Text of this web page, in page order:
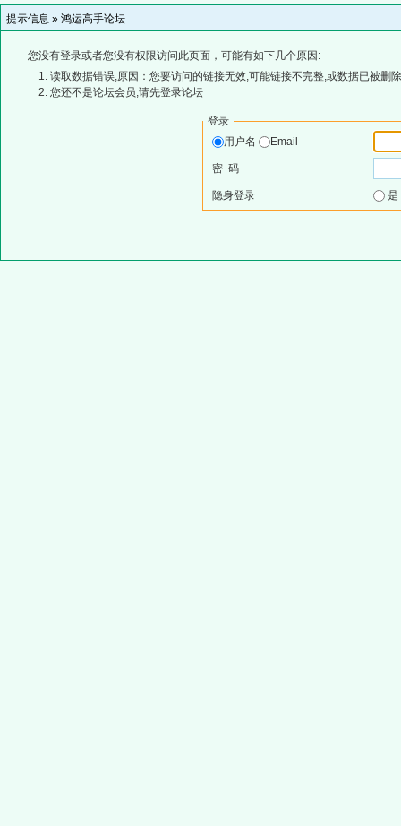
提示信息 » 鸿运高手论坛
您没有登录或者您没有权限访问此页面，可能有如下几个原因:
读取数据错误,原因：您要访问的链接无效,可能链接不完整,或数据已被删
您还不是论坛会员,请先登录论坛
登录
用户名
Email
密 码
隐身登录